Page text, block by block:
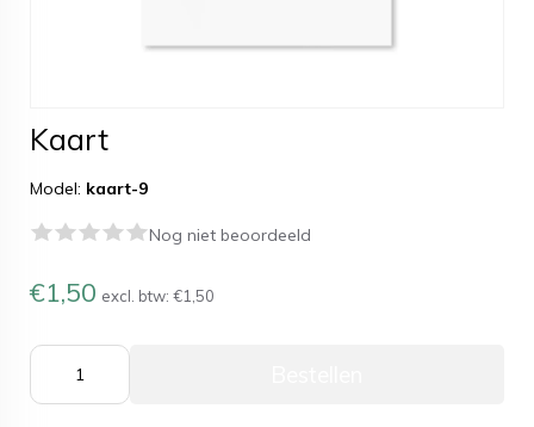
Kaart
Model: kaart-9
Nog niet beoordeeld
€1,50 excl. btw: €1,50